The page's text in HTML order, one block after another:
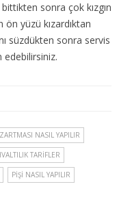
sonra çok kızgın
ön yüzü kızardıktan
süzdükten sonra servis
edebilirsiniz.
NASIL YAPILIR
TARIFLER
PIŞI NASIL YAPILIR